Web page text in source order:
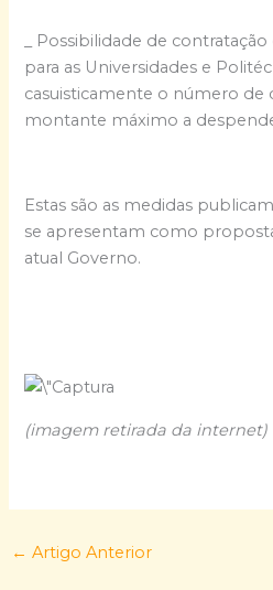
_ Possibilidade de
para as Universidades e
casuisticamente o número de
montante máximo a
Estas são as medidas
se apresentam como
atual Governo.
(imagem retirada da internet)
← Artigo Anterior